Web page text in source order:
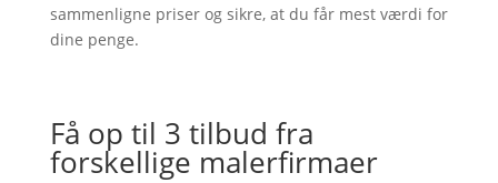
sammenligne priser og sikre, at du får mest værdi for
dine penge.
Få op til 3 tilbud fra
forskellige malerfirmaer